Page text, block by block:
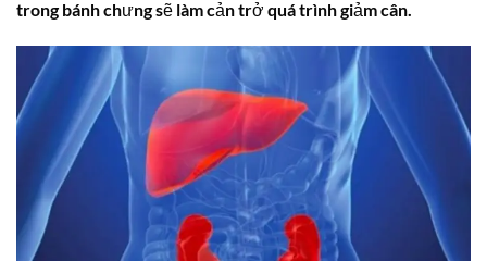
trong bánh chưng sẽ làm cản trở quá trình giảm cân.